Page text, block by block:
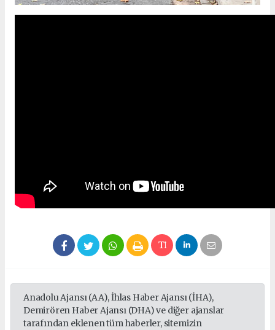
Anadolu Ajansı (AA), İhlas Haber Ajansı (İHA),
Demirören Haber Ajansı (DHA) ve diğer ajanslar
tarafından eklenen tüm haberler, sitemizin